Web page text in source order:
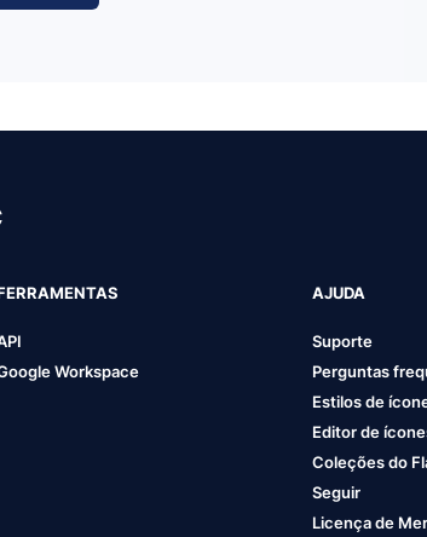
Workspace
AJUDA
Suporte
Perguntas
Estilos de
Editor de
Coleções do
Seguir
Licença de